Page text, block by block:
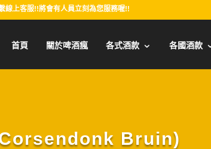
線上客服!!將會有人員立刻為您服務喔!!
首頁 關於啤酒瘋 各式酒款 各國酒款
Bruin)